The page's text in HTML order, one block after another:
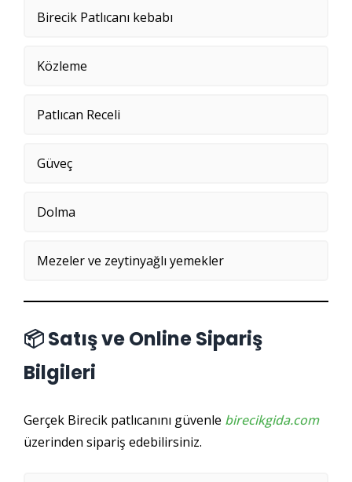
Birecik Patlıcanı kebabı
Közleme
Patlıcan Receli
Güveç
Dolma
Mezeler ve zeytinyağlı yemekler
📦 Satış ve Online Sipariş
Bilgileri
Gerçek Birecik patlıcanını güvenle birecikgida.com
üzerinden sipariş edebilirsiniz.